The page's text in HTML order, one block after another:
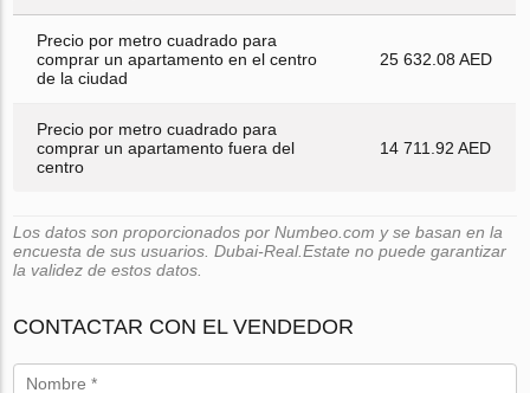
Precio por metro cuadrado para
comprar un apartamento en el centro
de la ciudad
25 632.08 AED
Precio por metro cuadrado para
comprar un apartamento fuera del
centro
14 711.92 AED
Los datos son proporcionados por Numbeo.com y se basan en la
encuesta de sus usuarios. Dubai-Real.Estate no puede garantizar
la validez de estos datos.
CONTACTAR CON EL VENDEDOR